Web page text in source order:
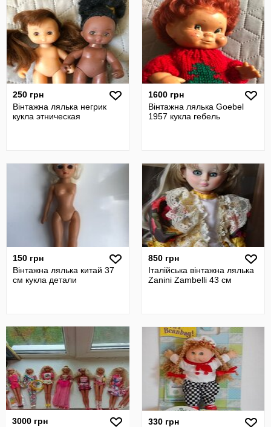
250 грн
Вінтажна лялька негрик
кукла этническая
1600 грн
Вінтажна лялька Goebel
1957 кукла гебель
150 грн
Вінтажна лялька китай 37
см кукла детали
850 грн
Італійська вінтажна лялька
Zanini Zambelli 43 см
3000 грн
330 грн